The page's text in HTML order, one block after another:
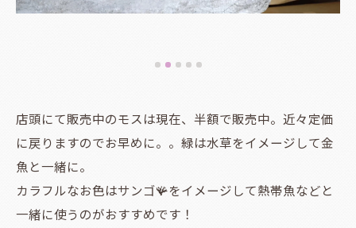
店頭にて販売中のモスは現在、半額で販売中。近々定価
に戻りますのでお早めに。。緑は水草をイメージして金
魚と一緒に。
カラフルなお色はサンゴ🪸をイメージして熱帯魚などと
一緒に使うのがおすすめです！